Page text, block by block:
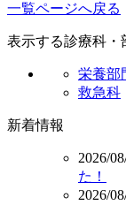
一覧ページへ戻る
表示する診療科・
栄養部
救急科
新着情報
2026/
た！
2026/